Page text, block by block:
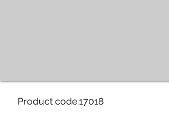
Product code:17018